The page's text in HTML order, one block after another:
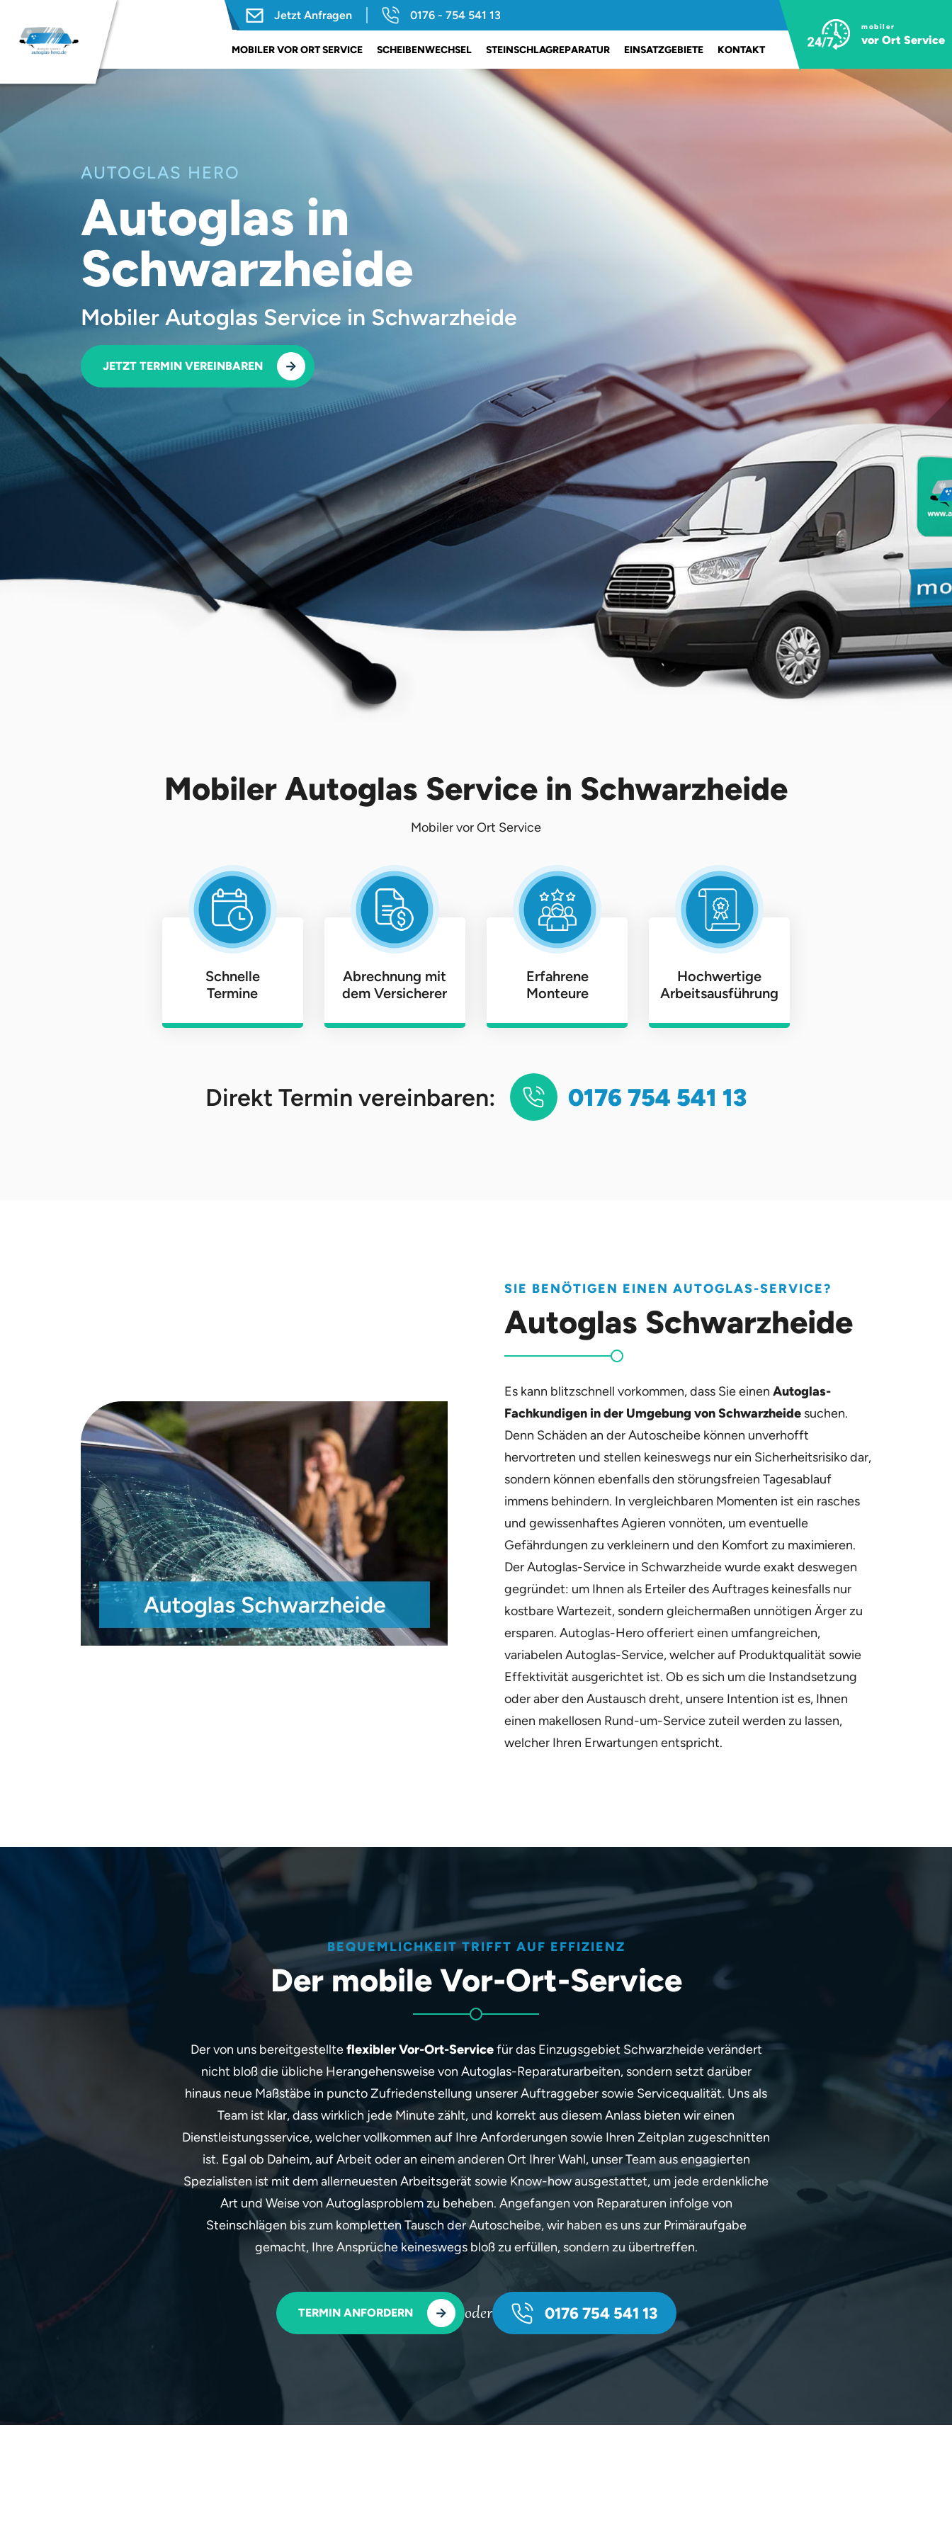
Jetzt Anfragen 0176 - 754 541 13
MOBILER VOR ORT SERVICE SCHEIBENWECHSEL STEINSCHLAGREPARATUR EINSATZGEBIETE KONTAKT
mobiler
vor Ort Service
AUTOGLAS HERO
Autoglas in
Schwarzheide
Mobiler Autoglas Service in Schwarzheide
JETZT TERMIN VEREINBAREN
Mobiler Autoglas Service in Schwarzheide
Mobiler vor Ort Service
Schnelle
Termine
Abrechnung mit
dem Versicherer
Erfahrene
Monteure
Hochwertige
Arbeitsausführung
Direkt Termin vereinbaren: 0176 754 541 13
SIE BENÖTIGEN EINEN AUTOGLAS-SERVICE?
Autoglas Schwarzheide
Es kann blitzschnell vorkommen, dass Sie einen Autoglas-
Fachkundigen in der Umgebung von Schwarzheide suchen.
Denn Schäden an der Autoscheibe können unverhofft
hervortreten und stellen keineswegs nur ein Sicherheitsrisiko dar,
sondern können ebenfalls den störungsfreien Tagesablauf
immens behindern. In vergleichbaren Momenten ist ein rasches
und gewissenhaftes Agieren vonnöten, um eventuelle
Gefährdungen zu verkleinern und den Komfort zu maximieren.
Der Autoglas-Service in Schwarzheide wurde exakt deswegen
gegründet: um Ihnen als Erteiler des Auftrages keinesfalls nur
kostbare Wartezeit, sondern gleichermaßen unnötigen Ärger zu
ersparen. Autoglas-Hero offeriert einen umfangreichen,
variabelen Autoglas-Service, welcher auf Produktqualität sowie
Effektivität ausgerichtet ist. Ob es sich um die Instandsetzung
oder aber den Austausch dreht, unsere Intention ist es, Ihnen
einen makellosen Rund-um-Service zuteil werden zu lassen,
welcher Ihren Erwartungen entspricht.
BEQUEMLICHKEIT TRIFFT AUF EFFIZIENZ
Der mobile Vor-Ort-Service
Der von uns bereitgestellteflexibler Vor-Ort-Servicefür das Einzugsgebiet Schwarzheide verändert
nicht bloß die übliche Herangehensweise von Autoglas-Reparaturarbeiten, sondern setzt darüber
hinaus neue Maßstäbe in puncto Zufriedenstellung unserer Auftraggeber sowie Servicequalität. Uns als
Team ist klar, dass wirklich jede Minute zählt, und korrekt aus diesem Anlass bieten wir einen
Dienstleistungsservice, welcher vollkommen auf Ihre Anforderungen sowie Ihren Zeitplan zugeschnitten
ist. Egal ob Daheim, auf Arbeit oder an einem anderen Ort Ihrer Wahl, unser Team aus engagierten
Spezialisten ist mit dem allerneuesten Arbeitsgerät sowie Know-how ausgestattet, um jede erdenkliche
Art und Weise von Autoglasproblem zu beheben. Angefangen von Reparaturen infolge von
Steinschlägen bis zum kompletten Tausch der Autoscheibe, wir haben es uns zur Primäraufgabe
gemacht, Ihre Ansprüche keineswegs bloß zu erfüllen, sondern zu übertreffen.
TERMIN ANFORDERN oder 0176 754 541 13